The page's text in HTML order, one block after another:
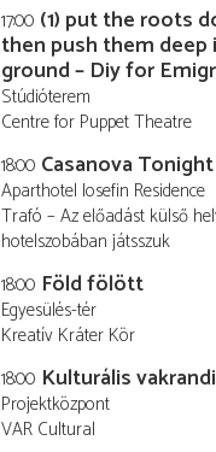
17:00 (1) put the roots
then push them
ground – Diy for
Stúdióterem
Centre for Puppet Theatre
18:00 Casanova
Aparthotel Iosefin Residence
Trafó – Az előadást külső
hotelszobában játsszuk
18:00 Föld fölött
Egyesülés-tér
Kreatív Kráter Kör
18:00 Kulturális vakrandi
Projektközpont
VAR Cultural